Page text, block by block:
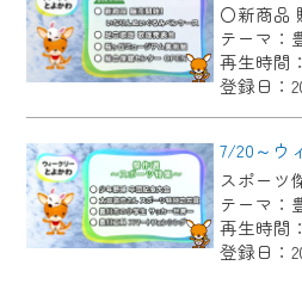
テーマ：
再生時間
登録日：
7/20～ウ
テーマ：
再生時間
登録日：
【ご注意】
2024年9月24日からはご
ビス向上のため、
『CCNet Web TV』を
一部コンテンツを除き、
CCNetサービスへの加
ページ※』へのログイン
す。